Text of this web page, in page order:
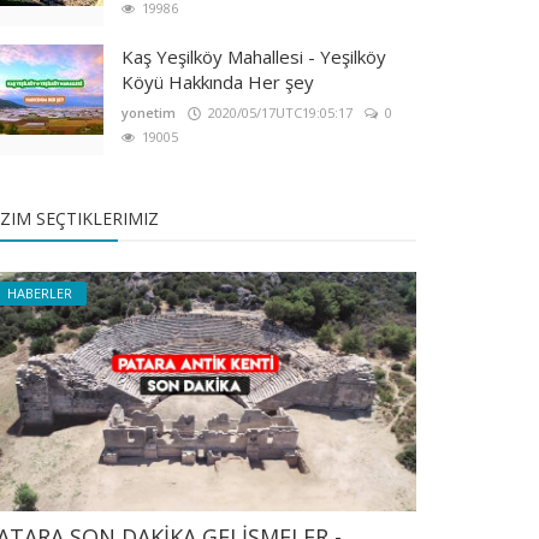
19986
Kaş Yeşilköy Mahallesi - Yeşilköy
Köyü Hakkında Her şey
yonetim 2020/05/17UTC19:05:17
0
19005
SEÇTIKLERIMIZ
HABERLER